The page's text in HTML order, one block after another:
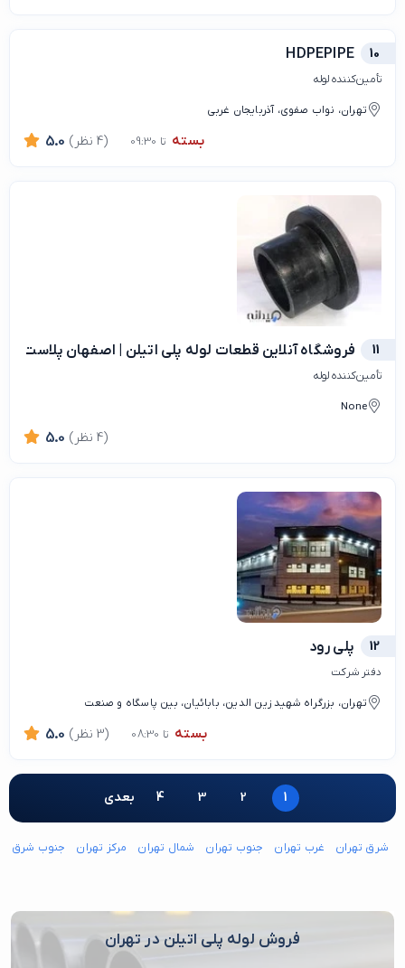
10
HDPEPIPE
تأمین‌کننده لوله
تهران، نواب صفوی، آذربایجان غربی
بسته تا 09:30 5.0 (4 نظر)
11 فروشگاه آنلاین قطعات لوله پلی اتیلن | اصفهان پلاست
تأمین‌کننده لوله
None
5.0 (4 نظر)
12 پلی رود
دفتر شرکت
تهران، بزرگراه شهید زین الدین، بابائیان، بین پاسگاه و صنعت
بسته تا 08:30 5.0 (3 نظر)
1
2
3
4 بعدی
شرق تهران غرب تهران جنوب تهران شمال تهران مرکز تهران جنوب شرق
فروش لوله پلی اتیلن در تهران